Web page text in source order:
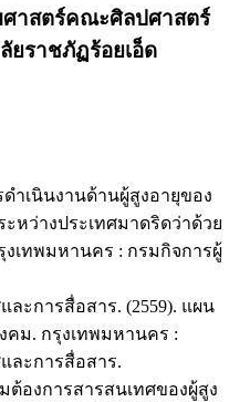
าสตร์คณะศิลปศาสตร์
ยราชภัฏร้อยเอ็ด
ดำเนินงานด้านผู้สูงอายุของ
หว่างประเทศมาดริดว่าด้วย
รุงเทพมหานคร : กรมกิจการผู้
ละการสื่อสาร. (2559). แผน
คม. กรุงเทพมหานคร :
ละการสื่อสาร.
ต้องการสารสนเทศของผู้สูง